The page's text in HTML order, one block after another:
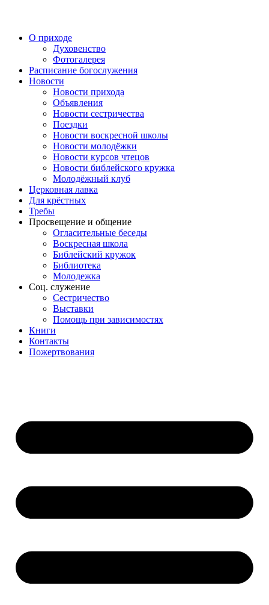
О приходе
Духовенство
Фотогалерея
Расписание богослужения
Новости
Новости прихода
Объявления
Новости сестричества
Поездки
Новости воскресной школы
Новости молодёжки
Новости курсов чтецов
Новости библейского кружка
Молодёжный клуб
Церковная лавка
Для крёстных
Требы
Просвещение и общение
Огласительные беседы
Воскресная школа
Библейский кружок
Библиотека
Молодежка
Соц. служение
Сестричество
Выставки
Помощь при зависимостях
Книги
Контакты
Пожертвования